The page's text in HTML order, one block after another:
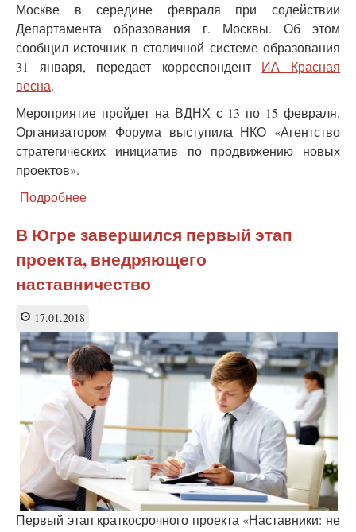
Москве в середине февраля при содействии
Департамента образования г. Москвы. Об этом
сообщил источник в столичной системе образования
31 января, передает корреспондент ИА Красная
весна.
Мероприятие пройдет на ВДНХ с 13 по 15 февраля.
Организатором Форума выступила НКО «Агентство
стратегических инициатив по продвижению новых
проектов».
Подробнее
«Наставничество»
выводят
на
уровень
В Югре завершился первый этап
проекта, внедряющего
наставничество
17.01.2018
Первый этап краткосрочного проекта «Наставники: не